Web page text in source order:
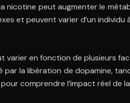
nicotine peut augmenter le
et peuvent varier d’un
varier en fonction de plusieurs
la libération de dopamine,
comprendre l’impact réel de